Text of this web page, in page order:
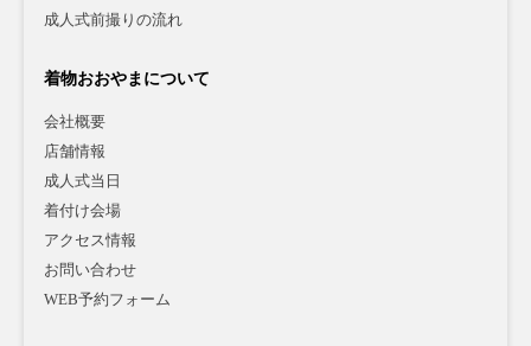
成人式前撮りの流れ
着物おおやまについて
会社概要
店舗情報
成人式当日
着付け会場
アクセス情報
お問い合わせ
WEB予約フォーム